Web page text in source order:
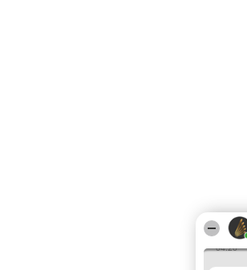
04:20